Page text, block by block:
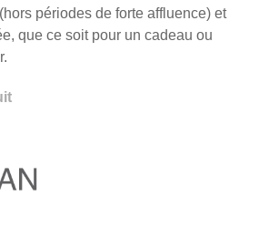
périodes de forte affluence) et
que ce soit pour un cadeau ou